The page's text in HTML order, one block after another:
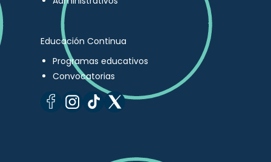
Educación Continua
Programas educativos
Convocatorias